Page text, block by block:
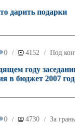
дарить подарки
0 / 4152 / Под
году
в бюджет 2007
0 / 4730 / За